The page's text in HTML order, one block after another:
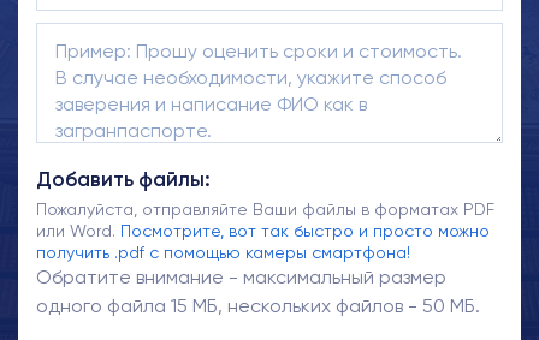
Добавить файлы:
Пожалуйста, отправляйте Ваши файлы в форматах PDF
или Word. Посмотрите, вот так быстро и просто можно
получить .pdf с помощью камеры смартфона!
Обратите внимание - максимальный размер
одного файла 15 МБ, нескольких файлов - 50 МБ.